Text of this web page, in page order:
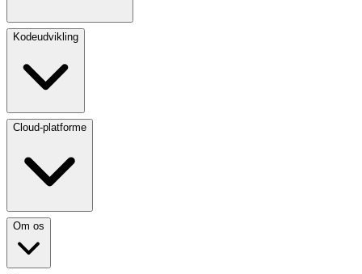
Kodeudvikling
Cloud-platforme
Om os